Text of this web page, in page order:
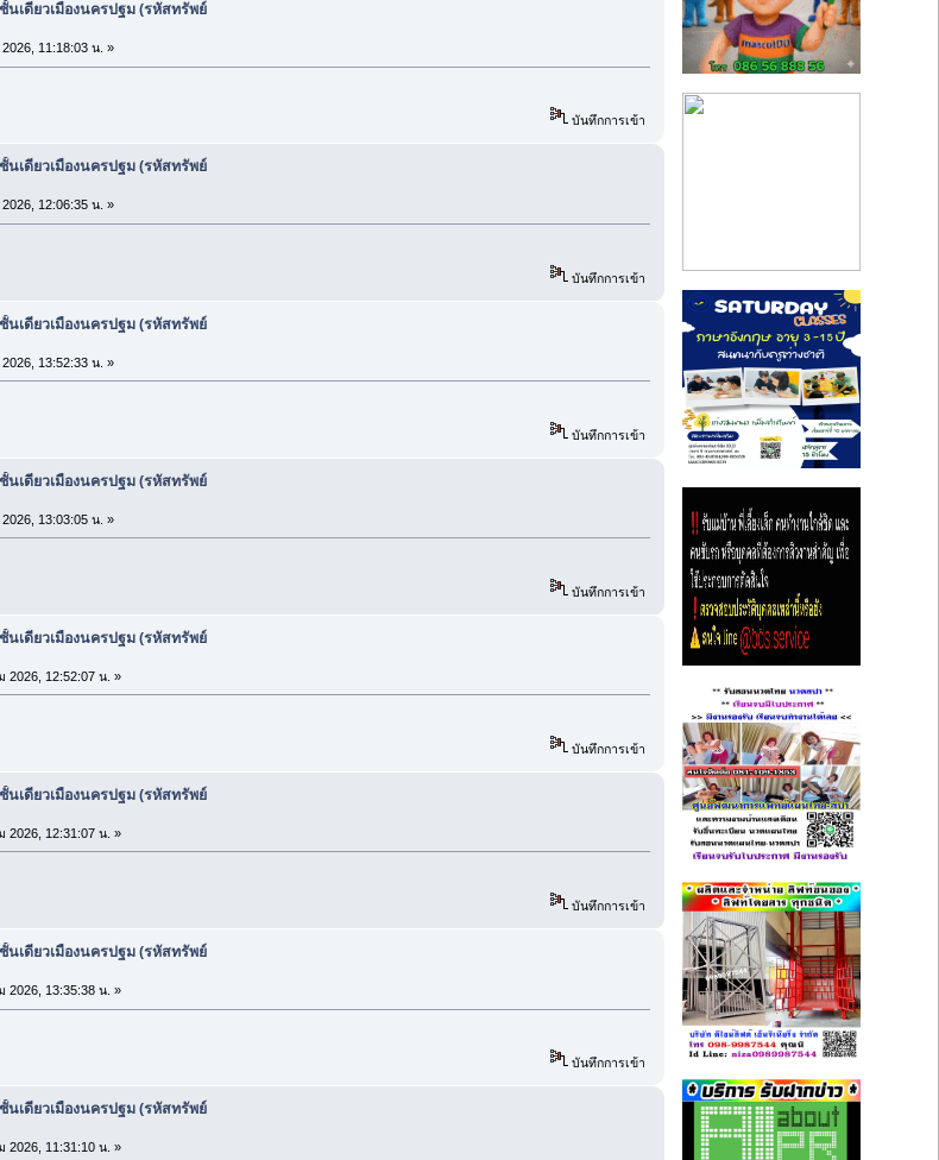
นเดียวเมืองนครปฐม (รหัสทรัพย์
11:18:03 น. »
บันทึกการเข้า
นเดียวเมืองนครปฐม (รหัสทรัพย์
12:06:35 น. »
บันทึกการเข้า
นเดียวเมืองนครปฐม (รหัสทรัพย์
13:52:33 น. »
บันทึกการเข้า
นเดียวเมืองนครปฐม (รหัสทรัพย์
13:03:05 น. »
บันทึกการเข้า
นเดียวเมืองนครปฐม (รหัสทรัพย์
2026, 12:52:07 น. »
บันทึกการเข้า
นเดียวเมืองนครปฐม (รหัสทรัพย์
2026, 12:31:07 น. »
บันทึกการเข้า
นเดียวเมืองนครปฐม (รหัสทรัพย์
2026, 13:35:38 น. »
บันทึกการเข้า
นเดียวเมืองนครปฐม (รหัสทรัพย์
2026, 11:31:10 น. »